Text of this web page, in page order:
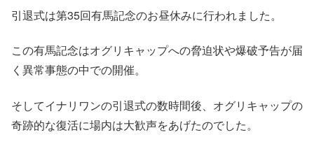
引退式は第35回有馬記念のお昼休みに行われました。
この有馬記念はオグリキャップへの脅迫状や爆破予告が届
く異常事態の中での開催。
そしてイナリワンの引退式の数時間後、オグリキャップの
奇跡的な復活に場内は大歓声をあげたのでした。